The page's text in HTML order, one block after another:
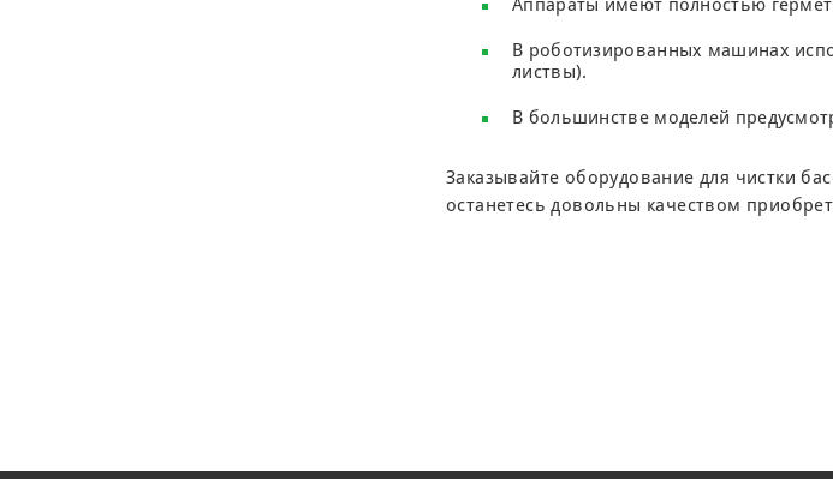
Аппараты имеют полностью
В роботизированных машинах
листвы).
В большинстве моделей
Заказывайте оборудование для чистки
останетесь довольны качеством